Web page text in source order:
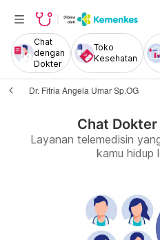
Chat
dengan
Dokter
Toko
Kesehatan
Dr. Fitria Angela Umar Sp.OG
Chat
Layanan telemedisin
kamu hidup